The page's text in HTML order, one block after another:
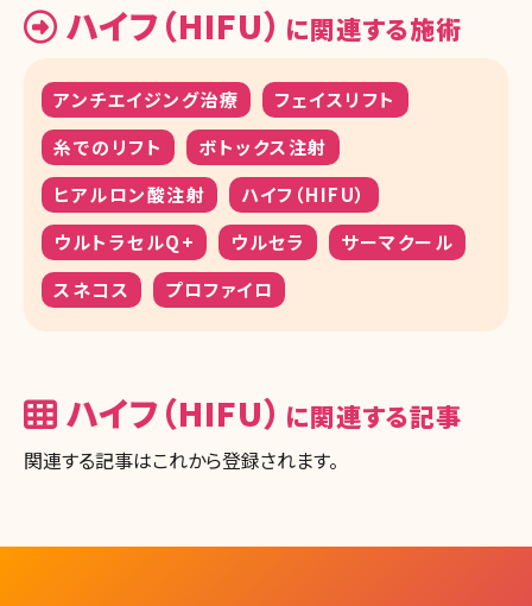
ハイフ（HIFU） に関連する施術
アンチエイジング治療
フェイスリフト
糸でのリフト
ボトックス注射
ヒアルロン酸注射
ハイフ（HIFU）
ウルトラセルQ+
ウルセラ
サーマクール
スネコス
プロファイロ
ハイフ（HIFU） に関連する記事
関連する記事はこれから登録されます。